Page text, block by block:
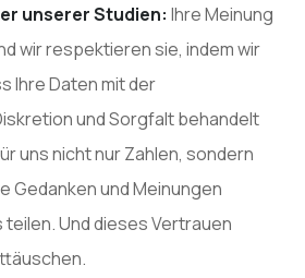
unserer Studien: Ihre Meinung
wir respektieren sie, indem wir
Ihre Daten mit der
und Sorgfalt behandelt
uns nicht nur Zahlen, sondern
Gedanken und Meinungen
Und dieses Vertrauen